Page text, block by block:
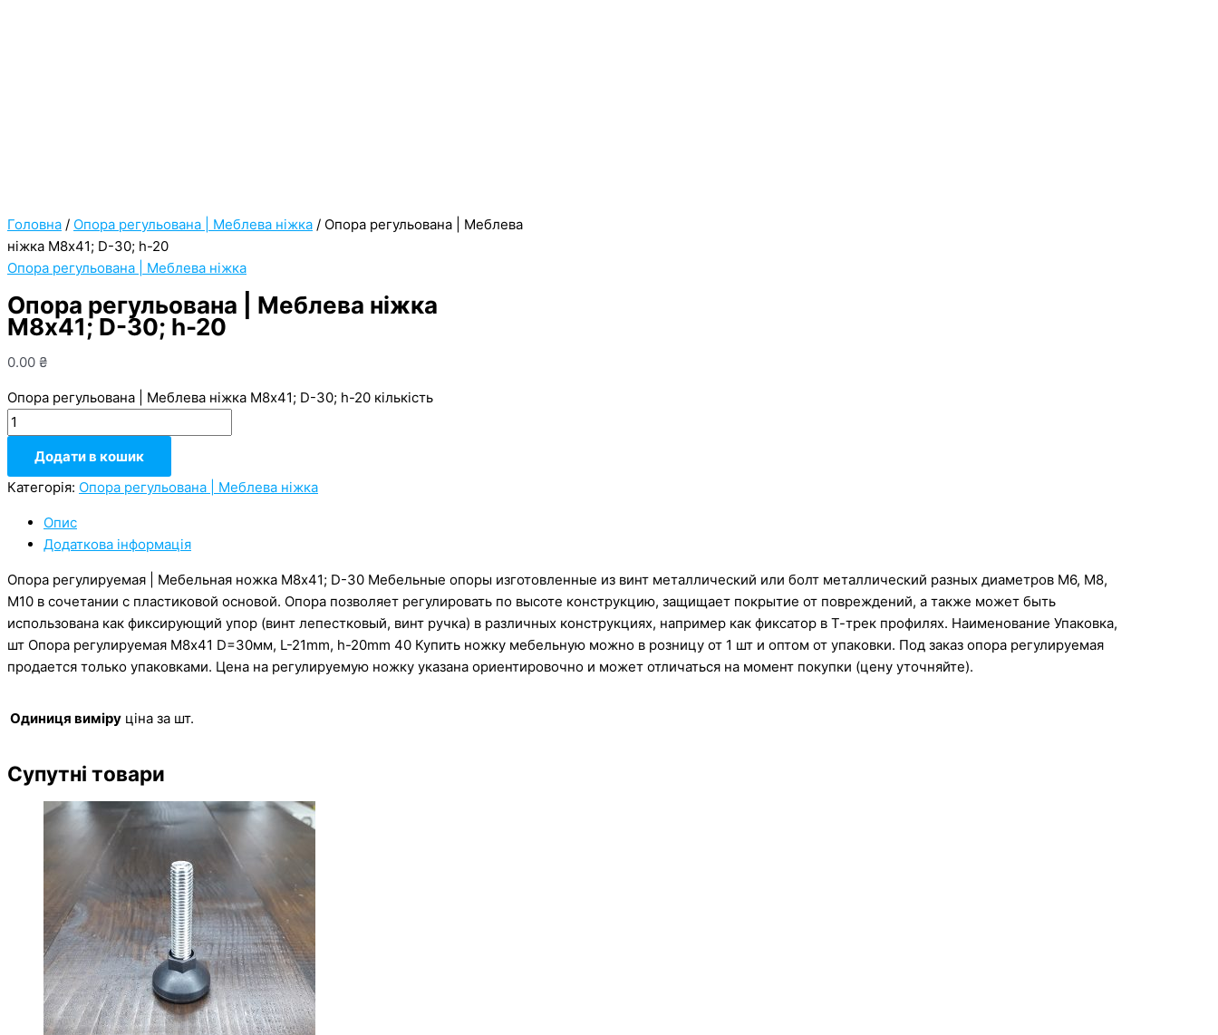
Головна / Опора регульована | Меблева ніжка / Опора регульована | Меблева
ніжка М8х41; D-30; h-20
Опора регульована | Меблева ніжка
Опора регульована | Меблева ніжка
М8х41; D-30; h-20
0.00 ₴
Опора регульована | Меблева ніжка М8х41; D-30; h-20 кількість
Додати в кошик
Категорія: Опора регульована | Меблева ніжка
Опис
Додаткова інформація
Опора регулируемая | Мебельная ножка М8х41; D-30 Мебельные опоры изготовленные из винт металлический или болт металлический разных диаметров М6, М8,
М10 в сочетании с пластиковой основой. Опора позволяет регулировать по высоте конструкцию, защищает покрытие от повреждений, а также может быть
использована как фиксирующий упор (винт лепестковый, винт ручка) в различных конструкциях, например как фиксатор в Т-трек профилях. Наименование Упаковка,
шт Опора регулируемая М8х41 D=30мм, L-21mm, h-20mm 40 Купить ножку мебельную можно в розницу от 1 шт и оптом от упаковки. Под заказ опора регулируемая
продается только упаковками. Цена на регулируемую ножку указана ориентировочно и может отличаться на момент покупки (цену уточняйте).
Одиниця виміру ціна за шт.
Супутні товари